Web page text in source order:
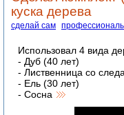
куска дерева
сделай сам
Использовал 4 вида
- Дуб (40 лет)
- Лиственница со
- Ель (30 лет)
- Сосна